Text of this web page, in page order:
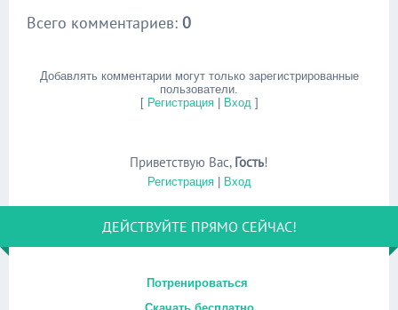
Всего комментариев: 0
Добавлять комментарии могут только зарегистрированные
пользователи.
[ Регистрация| Вход]
Приветствую Вас, Гость!
Регистрация| Вход
ДЕЙСТВУЙТЕ ПРЯМО СЕЙЧАС!
Потренироваться